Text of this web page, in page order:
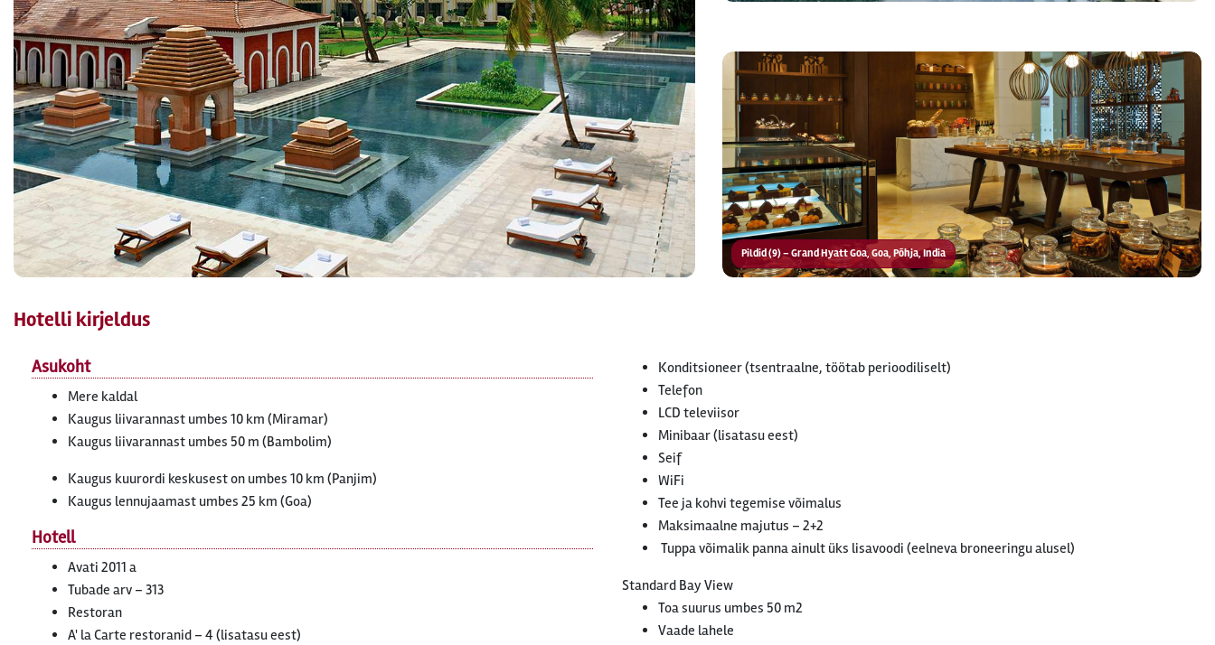
Pildid (9) – Grand Hyatt Goa, Goa, Põhja, India
Hotelli kirjeldus
Asukoht
Mere kaldal
Kaugus liivarannast umbes 10 km (Miramar)
Kaugus liivarannast umbes 50 m (Bambolim)
Kaugus kuurordi keskusest on umbes 10 km (Panjim)
Kaugus lennujaamast umbes 25 km (Goa)
Hotell
Avati 2011 a
Tubade arv – 313
Restoran
A' la Carte restoranid – 4 (lisatasu eest)
Konditsioneer (tsentraalne, töötab perioodiliselt)
Telefon
LCD televiisor
Minibaar (lisatasu eest)
Seif
WiFi
Tee ja kohvi tegemise võimalus
Maksimaalne majutus – 2+2
Tuppa võimalik panna ainult üks lisavoodi (eelneva broneeringu alusel)
Standard Bay View
Toa suurus umbes 50 m2
Vaade lahele